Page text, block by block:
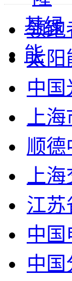
领跑
太阳
中国
上
顺德
上
江苏
中国
中国